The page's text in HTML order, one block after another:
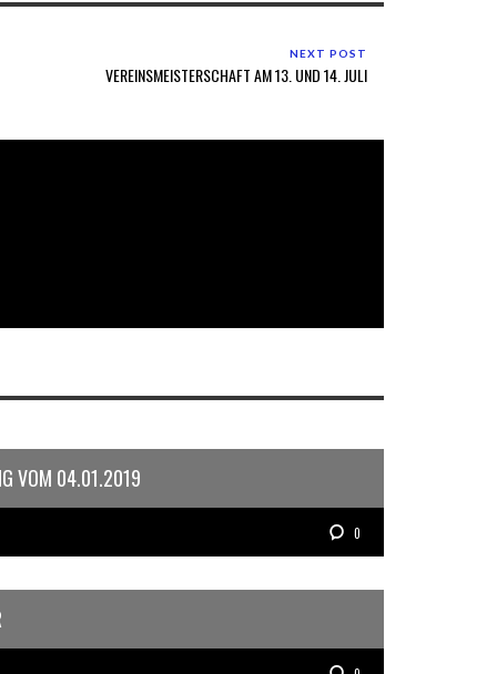
NEXT POST
VEREINSMEISTERSCHAFT AM 13. UND 14. JULI
VOM 04.01.2019
0